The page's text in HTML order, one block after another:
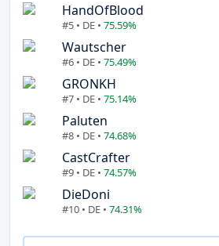
HandOfBlood
#5 • DE • 75.59%
Wautscher
#6 • DE • 75.49%
GRONKH
#7 • DE • 75.14%
Paluten
#8 • DE • 74.68%
CastCrafter
#9 • DE • 74.57%
DieDoni
#10 • DE • 74.31%